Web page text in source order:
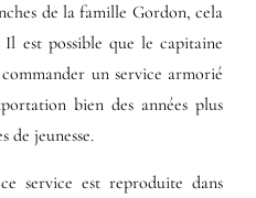
de la famille Gordon, cela
est possible que le capitaine
un service armorié
bien des années plus
de jeunesse.
service est reproduite dans